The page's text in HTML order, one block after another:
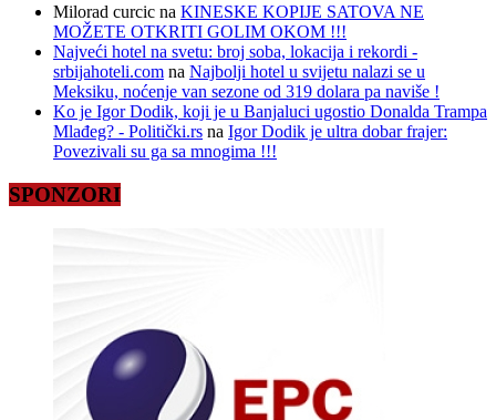
Milorad curcic na KINESKE KOPIJE SATOVA NE
MOŽETE OTKRITI GOLIM OKOM !!!
Najveći hotel na svetu: broj soba, lokacija i rekordi -
srbijahoteli.com na Najbolji hotel u svijetu nalazi se u
Meksiku, noćenje van sezone od 319 dolara pa naviše !
Ko je Igor Dodik, koji je u Banjaluci ugostio Donalda Trampa
Mlađeg? - Politički.rs na Igor Dodik je ultra dobar frajer:
Povezivali su ga sa mnogima !!!
SPONZORI